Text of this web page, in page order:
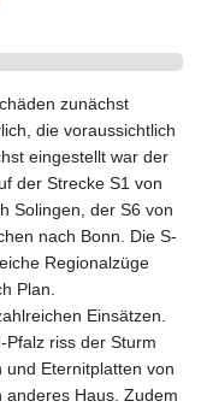
zunächst
die voraussichtlich
eingestellt war der
der Strecke S1 von
Solingen, der S6 von
nach Bonn. Die S-
Regionalzüge
Plan.
Einsätzen.
riss der Sturm
und Eternitplatten von
Haus. Zudem